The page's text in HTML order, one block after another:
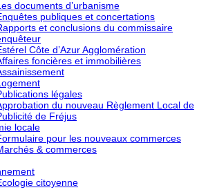
documents d’urbanisme
publiques et concertations
et conclusions du commissaire
Côte d’Azur Agglomération
foncières et immobilières
légales
du nouveau Règlement Local de
de Fréjus
locale
pour les nouveaux commerces
& commerces
citoyenne